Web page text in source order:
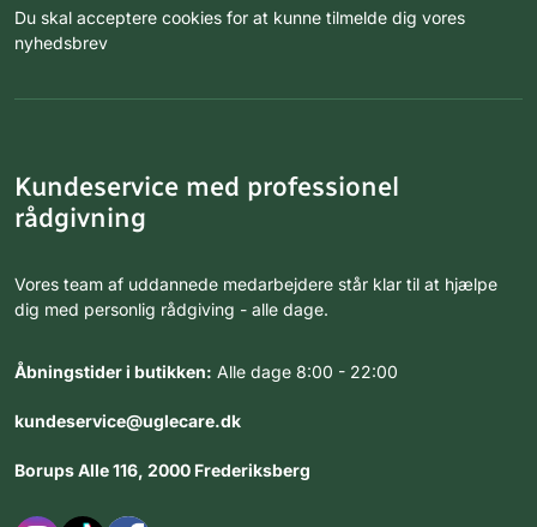
Du skal acceptere cookies for at kunne tilmelde dig vores
nyhedsbrev
Kundeservice med professionel
rådgivning
Vores team af uddannede medarbejdere står klar til at hjælpe
dig med personlig rådgiving - alle dage.
Åbningstider i butikken: Alle dage 8:00 - 22:00
kundeservice@uglecare.dk
Borups Alle 116, 2000 Frederiksberg